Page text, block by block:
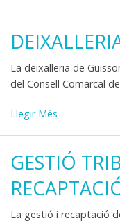
La deixalleria de
del Consell Comarcal
Deixalleria
Llegir Més
GESTIÓ
La gestió i recaptació